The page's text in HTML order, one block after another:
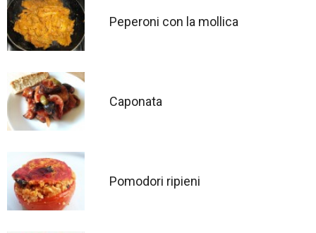
Peperoni con la mollica
Caponata
Pomodori ripieni